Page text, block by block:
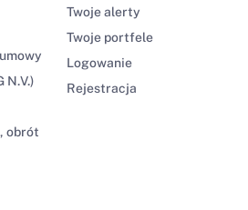
N.V.)
obrót
Twoje alerty
Twoje portfele
Logowanie
Rejestracja